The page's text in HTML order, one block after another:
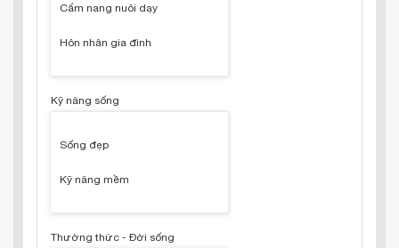
Cẩm nang nuôi dạy
Hôn nhân gia đình
Kỹ năng sống
Sống đẹp
Kỹ năng mềm
Thường thức - Đời sống